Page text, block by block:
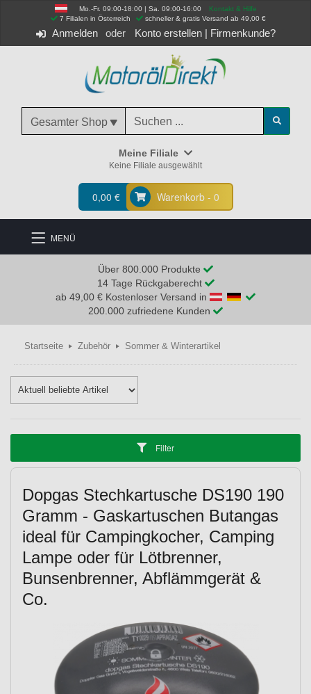
Mo.-Fr. 09:00-18:00 | Sa. 09:00-16:00
Kontakt & Hilfe
7 Filialen in Österreich
schneller & gratis Versand ab 49,00 €
Anmelden Konto erstellen| Firmenkunde?
Gesamter Shop
Meine Filiale
Keine Filiale ausgewählt
0,00 € Warenkorb - 0
MENÜ
Über 800.000 Produkte
14 Tage Rückgaberecht
ab 49,00 € Kostenloser Versand in
200.000 zufriedene Kunden
Startseite Zubehör Sommer & Winterartikel
Filter
Dopgas Stechkartusche DS190 190
Gramm - Gaskartuschen Butangas
ideal für Campingkocher, Camping
Lampe oder für Lötbrenner,
Bunsenbrenner, Abflämmgerät &
Co.